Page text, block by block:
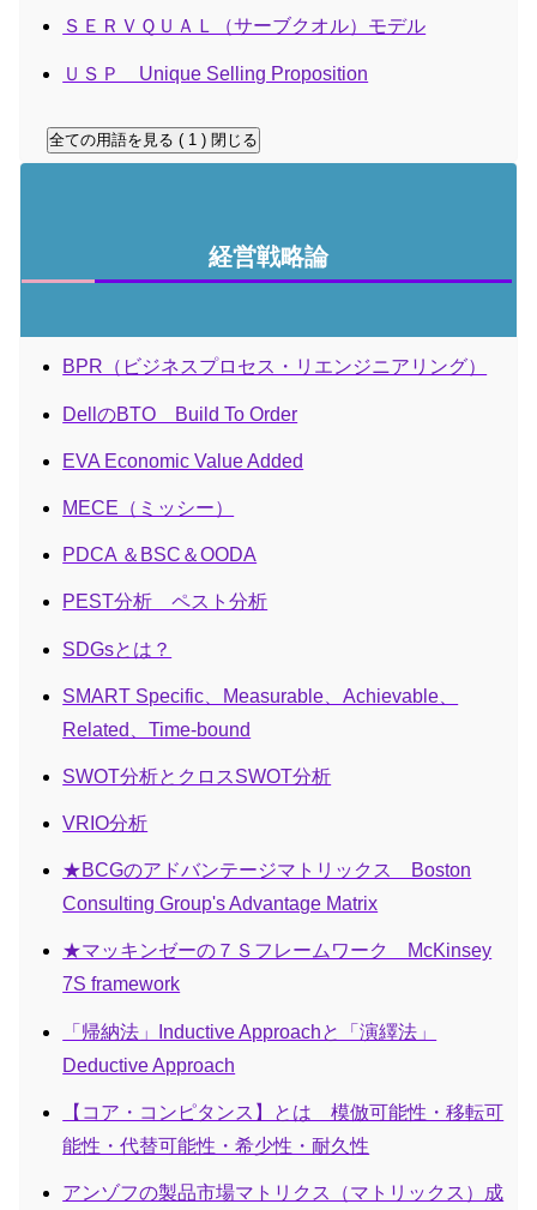
ＳＥＲＶＱＵＡＬ（サーブクオル）モデル
ＵＳＰ Unique Selling Proposition
全ての用語を見る ( 1 ) 閉じる
経営戦略論
BPR（ビジネスプロセス・リエンジニアリング）
DellのBTO Build To Order
EVA Economic Value Added
MECE（ミッシー）
PDCA ＆BSC＆OODA
PEST分析 ペスト分析
SDGsとは？
SMART Specific、Measurable、Achievable、
Related、Time-bound
SWOT分析とクロスSWOT分析
VRIO分析
★BCGのアドバンテージマトリックス Boston
Consulting Group's Advantage Matrix
★マッキンゼーの７Ｓフレームワーク McKinsey
7S framework
「帰納法」Inductive Approachと「演繹法」
Deductive Approach
【コア・コンピタンス】とは 模倣可能性・移転可
能性・代替可能性・希少性・耐久性
アンゾフの製品市場マトリクス（マトリックス）成